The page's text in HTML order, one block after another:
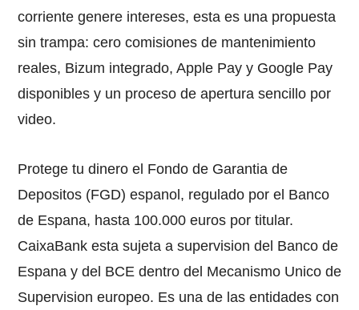
corriente genere intereses, esta es una propuesta
sin trampa: cero comisiones de mantenimiento
reales, Bizum integrado, Apple Pay y Google Pay
disponibles y un proceso de apertura sencillo por
video.
Protege tu dinero el Fondo de Garantia de
Depositos (FGD) espanol, regulado por el Banco
de Espana, hasta 100.000 euros por titular.
CaixaBank esta sujeta a supervision del Banco de
Espana y del BCE dentro del Mecanismo Unico de
Supervision europeo. Es una de las entidades con